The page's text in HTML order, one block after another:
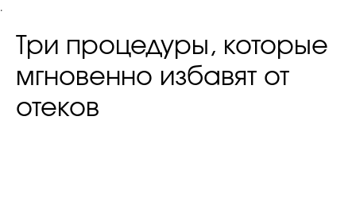
.
Три процедуры, которые
мгновенно избавят от
отеков